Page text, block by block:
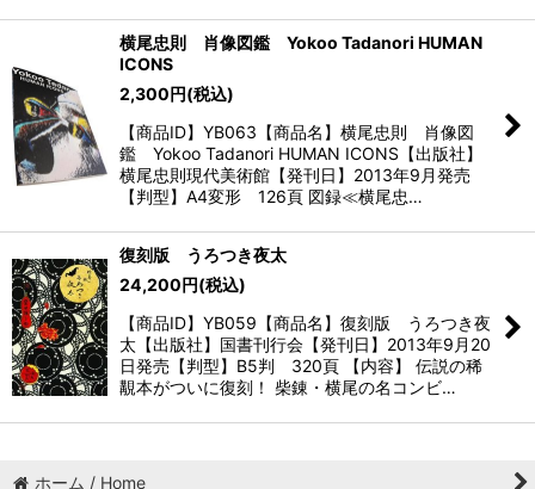
横尾忠則 肖像図鑑 Yokoo Tadanori HUMAN
ICONS
2,300円(税込)
【商品ID】YB063【商品名】横尾忠則 肖像図
鑑 Yokoo Tadanori HUMAN ICONS【出版社】
横尾忠則現代美術館【発刊日】2013年9月発売
【判型】A4変形 126頁 図録≪横尾忠…
復刻版 うろつき夜太
24,200円(税込)
【商品ID】YB059【商品名】復刻版 うろつき夜
太【出版社】国書刊行会【発刊日】2013年9月20
日発売【判型】B5判 320頁 【内容】 伝説の稀
覯本がついに復刻！ 柴錬・横尾の名コンビ…
ホーム / Home